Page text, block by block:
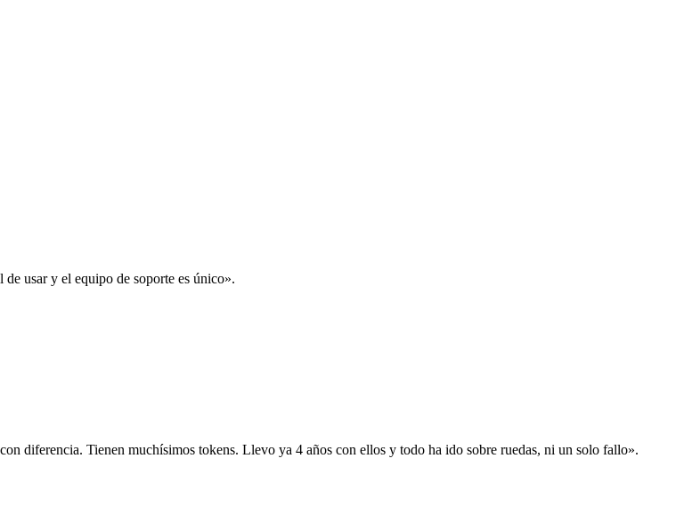
usar y el equipo de soporte es único».
diferencia. Tienen muchísimos tokens. Llevo ya 4 años con ellos y todo ha ido sobre ruedas, ni un solo fallo».